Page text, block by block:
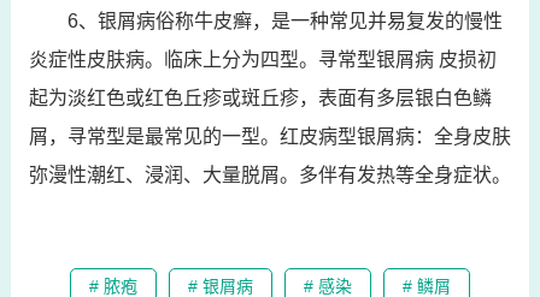
6、银屑病俗称牛皮癣，是一种常见并易复发的慢性
炎症性皮肤病。临床上分为四型。寻常型银屑病 皮损初
起为淡红色或红色丘疹或斑丘疹，表面有多层银白色鳞
屑，寻常型是最常见的一型。红皮病型银屑病：全身皮肤
弥漫性潮红、浸润、大量脱屑。多伴有发热等全身症状。
# 脓疱 # 银屑病 # 感染 # 鳞屑